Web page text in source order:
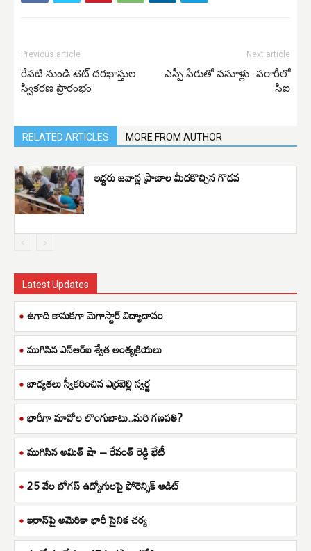
Previous article
రేపటి నుండి టెట్ దరఖాస్తుల
స్వీకరణ ప్రారంభం
Next article
ఎస్పీ పేరుతో వసూళ్లు.. పరారీలో
సీఐ
RELATED ARTICLES MORE FROM AUTHOR
ఇద్దరు జవాన్ల ప్రాణాల మీదకొచ్చిన గొడవ
Latest Updates
ఉగాది కానుకగా మెగాస్టార్ విద్యాదానం
ముగిసిన ఎన్ఆర్ఐ శ్వేత అంత్యక్రియలు
బాధ్యతలు స్వీకరించిన ఎర్రబెల్లి స్వర్ణ
భారీగా మావోల లొంగుబాటు..మరి గణపతి?
ముగిసిన అమిత్ షా – రేవంత్ రెడ్డి భేటీ
25 వేల బోగస్ ఉద్యోగులపై ఫోరెన్సిక్ ఆడిట్
ఇరాన్‌పై అమెరికా భారీ సైనిక చర్య